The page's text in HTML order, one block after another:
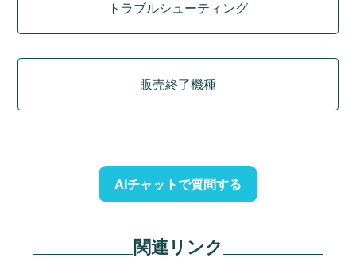
トラブルシューティング
販売終了機種
AIチャットで質問する
関連リンク